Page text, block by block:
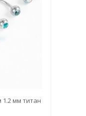
1.2 мм титан